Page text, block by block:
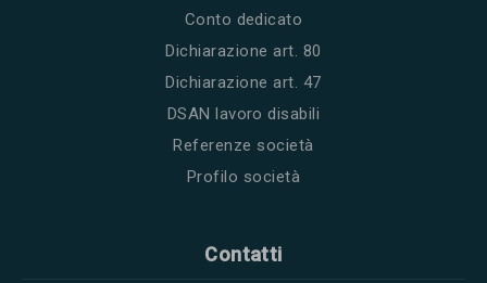
Conto dedicato
Dichiarazione art. 80
Dichiarazione art. 47
DSAN lavoro disabili
Referenze società
Profilo società
Contatti